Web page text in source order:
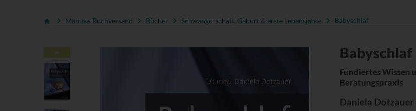
Mabuse-Buchversand Bücher Schwangerschaft, Geburt & erste Lebensjahre Babyschlaf
Babyschlaf
Fundiertes Wissen
Beratungspraxis
Daniela Dotzauer